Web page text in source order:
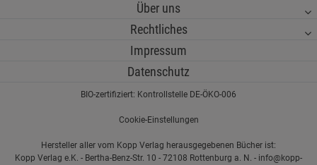
Über uns
Rechtliches
Impressum
Datenschutz
BIO-zertifiziert: Kontrollstelle DE-ÖKO-006
Cookie-Einstellungen
Hersteller aller vom Kopp Verlag herausgegebenen Bücher ist:
Kopp Verlag e.K. - Bertha-Benz-Str. 10 - 72108 Rottenburg a. N. - info@kopp-